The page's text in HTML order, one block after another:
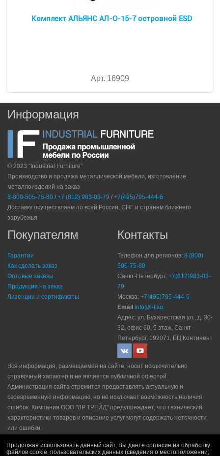
Комплект АЛЬЯНС АЛ-О-15-7 островной ESD
Арт. 16909
Информация
© 2023 "Industrial Furniture"
Производство и продажа металлической мебели, изготовление
металлоизделий на заказ
8-800-505-75-80 / +7 (812) 983-03-79 / +7(495)795-444-6
Доставку осуществляем по всей России, СНГ и странам ближнего
зарубежья
Покупателям
Гарантии
Как сделать заказ
Оптовые заказы
Продукция на заказ
Лизенции и сертификаты
Контакты
Телефон для регионов: 8 (800)
505-75-80
Санкт-Петербург: +7(812)983-03-
79
Москва: +7(495)795-444-6
Email info@i-f.su
Адрес: ул. Бухарестская ул., д. 30-
32, офис 60, 5 этаж, Санкт-
Петербург, 192071, БЦ Континент
Вся информация, размещаемая на сайте, носит исключительно
справочный характер и не является публичной офертой.
Администрация сайта стремится предоставлять актуальную и
своевременную информацию, но не исключает возможность наличия
ошибок. Компания ООО "ЛР ТРЕЙД" прeдупрeждaeт, что технический
характеристики товаров и описание услуг могут содержать неточности
или ошибки.
Политика рекламной рассылки|Правила продажи
Продолжая использовать данный сайт, Вы даете согласие на обработку
файлов cookie, пользовательских данных (сведения о местоположении;